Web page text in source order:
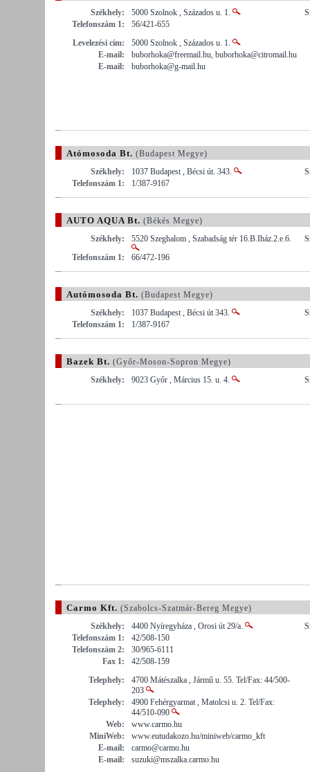
Székhely:
5000 Szolnok , Százados u. 1.
Telefonszám 1:
56/421-655
Levelezési cím:
5000 Szolnok , Százados u. 1.
E-mail:
buborhoka@freemail.hu, buborhoka@citromail.hu
E-mail:
buborhoka@g-mail.hu
Atómosoda Bt. (Budapest Megye)
Székhely:
1037 Budapest , Bécsi út. 343.
Telefonszám 1:
1/387-9167
AUTO AQUA Bt. (Békés Megye)
Székhely:
5520 Szeghalom , Szabadság tér 16.B.Iház.2.e.6.
Telefonszám 1:
66/472-196
Autómosoda Bt. (Budapest Megye)
Székhely:
1037 Budapest , Bécsi út 343.
Telefonszám 1:
1/387-9167
Bazek Bt. (Győr-Moson-Sopron Megye)
Székhely:
9023 Győr , Március 15. u. 4.
Carmo Kft. (Szabolcs-Szatmár-Bereg Megye)
Székhely:
4400 Nyíregyháza , Orosi út 29/a.
Telefonszám 1:
42/508-150
Telefonszám 2:
30/965-6111
Fax 1:
42/508-159
Telephely:
4700 Mátészalka , Jármű u. 55. Tel/Fax: 44/500-
203
Telephely:
4900 Fehérgyarmat , Matolcsi u. 2. Tel/Fax:
44/510-090
Web:
www.carmo.hu
MiniWeb:
www.eutudakozo.hu/miniweb/carmo_kft
E-mail:
carmo@carmo.hu
E-mail:
suzuki@mszalka.carmo.hu